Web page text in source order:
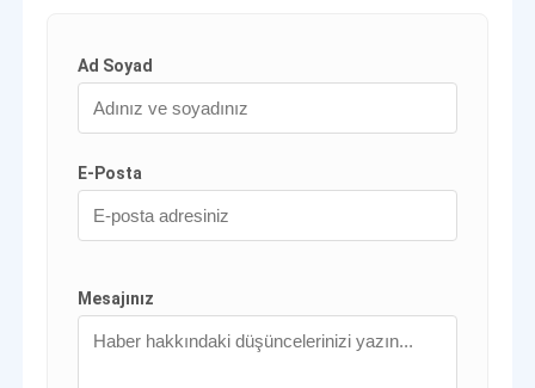
Ad Soyad
E-Posta
Mesajınız